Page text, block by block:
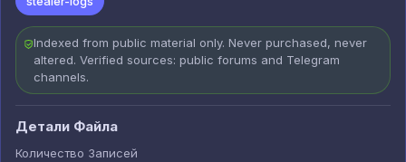
Indexed from public material only. Never purchased, never
altered. Verified sources: public forums and Telegram
channels.
Детали Файла
Количество Записей